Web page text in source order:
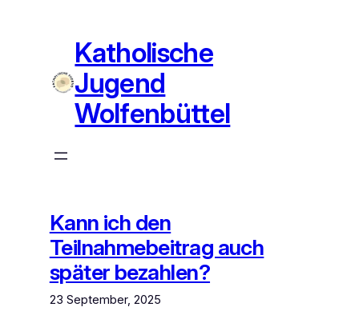
Katholische
Jugend
Wolfenbüttel
Kann ich den
Teilnahmebeitrag auch
später bezahlen?
23 September, 2025